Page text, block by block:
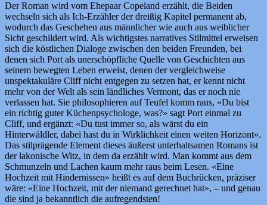
Der Roman wird vom Ehepaar Copeland erzählt, die Beiden
wechseln sich als Ich-Erzähler der dreißig Kapitel permanent ab,
wodurch das Geschehen aus männlicher wie auch aus weiblicher
Sicht geschildert wird. Als wichtigstes narratives Stilmittel erweisen
sich die köstlichen Dialoge zwischen den beiden Freunden, bei
denen sich Port als unerschöpfliche Quelle von Geschichten aus
seinem bewegten Leben erweist, denen der vergleichweise
unspektakuläre Cliff nicht entgegen zu setzen hat, er kennt nicht
mehr von der Welt als sein ländliches Vermont, das er noch nie
verlassen hat. Sie philosophieren auf Teufel komm raus, «Du bist
ein richtig guter Küchenpsychologe, was?» sagt Port einmal zu
Cliff, und ergänzt: «Du tust immer so, als wärst du ein
Hinterwäldler, dabei hast du in Wirklichkeit einen weiten Horizont».
Das stilprägende Element dieses äußerst unterhaltsamen Romans ist
der lakonische Witz, in dem da erzählt wird. Man kommt aus dem
Schmunzeln und Lachen kaum mehr raus beim Lesen. «Eine
Hochzeit mit Hindernissen» heißt es auf dem Buchrücken, präziser
wäre: «Eine Hochzeit, mit der niemand gerechnet hat», – und genau
die sind ja bekanntlich die aufregendsten!